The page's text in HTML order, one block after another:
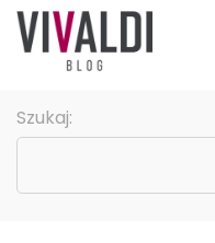
Szukaj: